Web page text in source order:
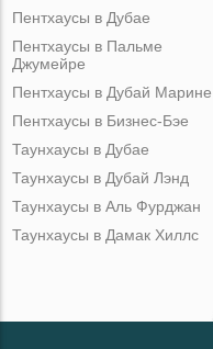
Пентхаусы в Дубае
Пентхаусы в Пальме
Джумейре
Пентхаусы в Дубай Марине
Пентхаусы в Бизнес-Бэе
Таунхаусы в Дубае
Таунхаусы в Дубай Лэнд
Таунхаусы в Аль Фурджан
Таунхаусы в Дамак Хиллс